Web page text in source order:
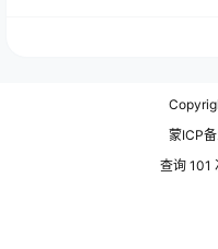
蒙ICP
查询 101